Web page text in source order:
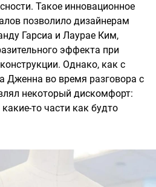
Такое инновационное
позволило дизайнерам
Гарсиа и Лаурае Ким,
эффекта при
Однако, как с
во время разговора с
некоторый дискомфорт:
то части как будто